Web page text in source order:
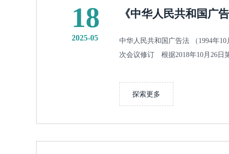
18
2025-05
《中华人民共和国广
中华人民共和国广告法 （1994年
次会议修订 根据2018年10月26日
探索更多